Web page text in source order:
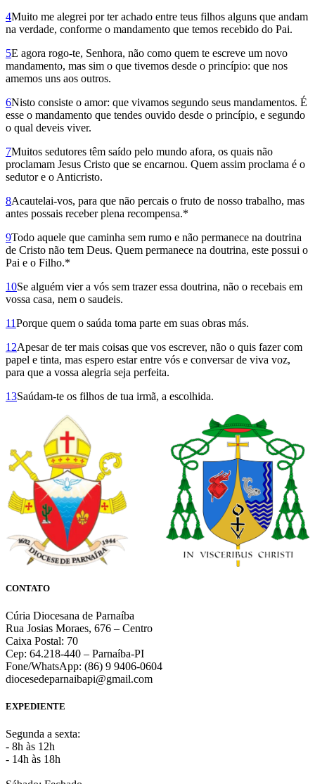
4Muito me alegrei por ter achado entre teus filhos alguns que andam
na verdade, conforme o mandamento que temos recebido do Pai.
5E agora rogo-te, Senhora, não como quem te escreve um novo
mandamento, mas sim o que tivemos desde o princípio: que nos
amemos uns aos outros.
6Nisto consiste o amor: que vivamos segundo seus mandamentos. É
esse o mandamento que tendes ouvido desde o princípio, e segundo
o qual deveis viver.
7Muitos sedutores têm saído pelo mundo afora, os quais não
proclamam Jesus Cristo que se encarnou. Quem assim proclama é o
sedutor e o Anticristo.
8Acautelai-vos, para que não percais o fruto de nosso trabalho, mas
antes possais receber plena recompensa.*
9Todo aquele que caminha sem rumo e não permanece na doutrina
de Cristo não tem Deus. Quem permanece na doutrina, este possui o
Pai e o Filho.*
10Se alguém vier a vós sem trazer essa doutrina, não o recebais em
vossa casa, nem o saudeis.
11Porque quem o saúda toma parte em suas obras más.
12Apesar de ter mais coisas que vos escrever, não o quis fazer com
papel e tinta, mas espero estar entre vós e conversar de viva voz,
para que a vossa alegria seja perfeita.
13Saúdam-te os filhos de tua irmã, a escolhida.
CONTATO
Cúria Diocesana de Parnaíba
Rua Josias Moraes, 676 – Centro
Caixa Postal: 70
Cep: 64.218-440 – Parnaíba-PI
Fone/WhatsApp: (86) 9 9406-0604
diocesedeparnaibapi@gmail.com
EXPEDIENTE
Segunda a sexta:
- 8h às 12h
- 14h às 18h